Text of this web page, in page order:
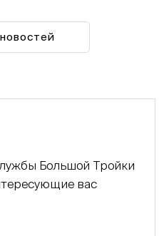
Большой Тройки
вас